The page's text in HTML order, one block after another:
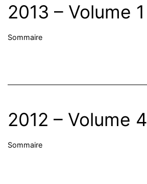
2013 – Volume 1
Sommaire
2012 – Volume 4
Sommaire